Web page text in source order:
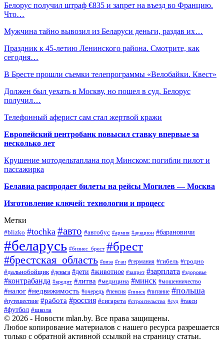
Белорус получил штраф €835 и запрет на въезд во Францию.
Что…
Мужчина тайно вывозил из Беларуси деньги, раздав их…
Праздник к 45-летию Ленинского района. Смотрите, как
сегодня…
В Бресте прошли съемки телепрограммы «Велобайки. Квест»
Должен был уехать в Москву, но пошел в суд. Белорус
получил…
Телефонный аферист сам стал жертвой кражи
Европейский центробанк повысил ставку впервые за
несколько лет
Крушение мотодельтаплана под Минском: погибли пилот и
пассажирка
Белавиа распродает билеты на рейсы Могилев — Москва
Изготовление ключей: технологии и процесс
Метки
#blizko #tochka #авто #автобус #армия #аукцион #барановичи
#беларусь #бизнес_брест #брест
#брестская_область #виза #гаи #германия #гибель #гродно
#дальнобойщик #деньга #дети #животное #запрет #зарплата #здоровье
#контрабанда #кредит #литва #медицина #минск #мошенничество
#налог #недвижимость #очередь #пенсия #пинск #питание #польша
#путешествие #работа #россия #сигарета #строительство #суд #такси
#футбол #школа
© 2026 - Новости mlan.by. Все права защищены.
Любое копирование материалов с нашего ресурса разрешается
только с обратной активной ссылкой на страницу статьи.